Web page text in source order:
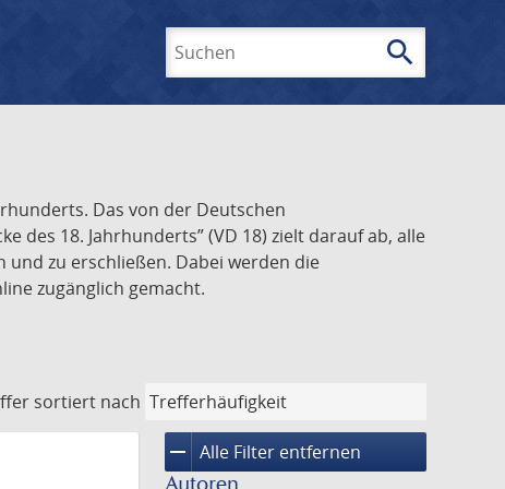
search
Das von der Deutschen
des 18. Jahrhunderts” (VD 18) zielt darauf ab, alle
und zu erschließen. Dabei werden die
zugänglich gemacht.
sortiert nach
remove Alle Filter entfernen